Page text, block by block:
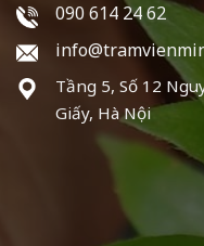
090 614 24 62
Tầng 5, Số 12
Giấy, Hà Nội